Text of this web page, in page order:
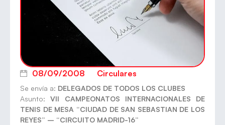
08/09/2008 Circulares
Se envía a: DELEGADOS DE TODOS LOS CLUBES
Asunto:VII CAMPEONATOS INTERNACIONALES DE
TENIS DE MESA “CIUDAD DE SAN SEBASTIAN DE LOS
REYES” – “CIRCUITO MADRID-16”